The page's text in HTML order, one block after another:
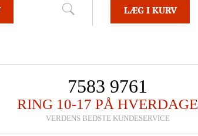
7583 9761
RING 10-17 PÅ HVERDAGE
VERDENS BEDSTE KUNDESERVICE